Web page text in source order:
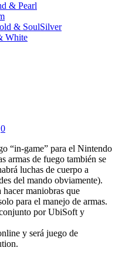
& Pearl
& SoulSilver
White
0
“in-game” para el Nintendo
armas de fuego también se
luchas de cuerpo a
del mando obviamente).
maniobras que
para el manejo de armas.
por UbiSoft y
y será juego de